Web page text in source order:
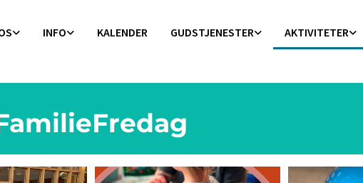
INFO KALENDER GUDSTJENESTER AKTIVITETER